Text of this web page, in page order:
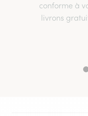
conforme à
livrons